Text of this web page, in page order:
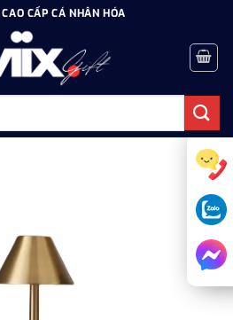
CẤP CÁ NHÂN HÓA